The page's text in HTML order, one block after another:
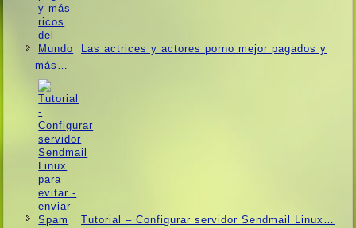
Las actrices y actores porno mejor pagados y
más…
Tutorial – Configurar servidor Sendmail Linux…